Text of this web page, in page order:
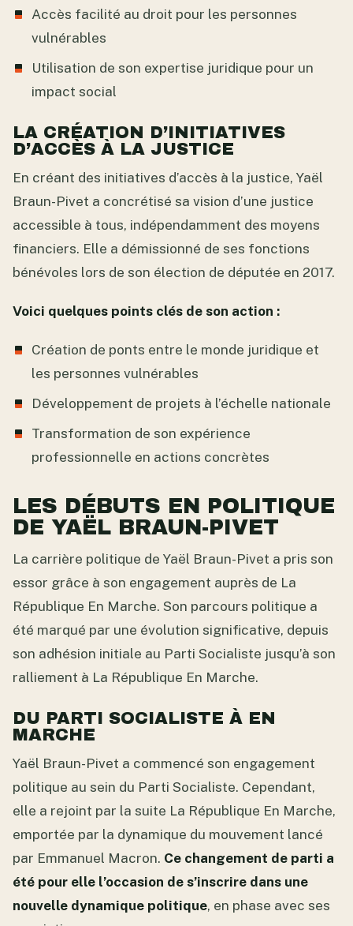
Accès facilité au droit pour les personnes
vulnérables
Utilisation de son expertise juridique pour un
impact social
LA CRÉATION D’INITIATIVES
D’ACCÈS À LA JUSTICE
En créant des initiatives d’accès à la justice, Yaël
Braun-Pivet a concrétisé sa vision d’une justice
accessible à tous, indépendamment des moyens
financiers. Elle a démissionné de ses fonctions
bénévoles lors de son élection de députée en 2017.
Voici quelques points clés de son action :
Création de ponts entre le monde juridique et
les personnes vulnérables
Développement de projets à l’échelle nationale
Transformation de son expérience
professionnelle en actions concrètes
LES DÉBUTS EN POLITIQUE
DE YAËL BRAUN-PIVET
La carrière politique de Yaël Braun-Pivet a pris son
essor grâce à son engagement auprès de La
République En Marche. Son parcours politique a
été marqué par une évolution significative, depuis
son adhésion initiale au Parti Socialiste jusqu’à son
ralliement à La République En Marche.
DU PARTI SOCIALISTE À EN
MARCHE
Yaël Braun-Pivet a commencé son engagement
politique au sein du Parti Socialiste. Cependant,
elle a rejoint par la suite La République En Marche,
emportée par la dynamique du mouvement lancé
par Emmanuel Macron. Ce changement de parti a
été pour elle l’occasion de s’inscrire dans une
nouvelle dynamique politique, en phase avec ses